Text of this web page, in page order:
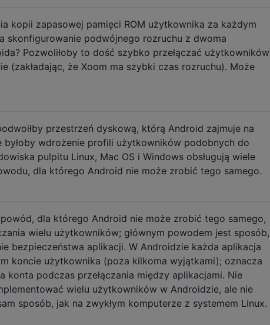
kopii zapasowej pamięci ROM użytkownika za każdym
skonfigurowanie podwójnego rozruchu z dwoma
Pozwoliłoby to dość szybko przełączać użytkowników
(zakładając, że Xoom ma szybki czas rozruchu). Może
przestrzeń dyskową, którą Android zajmuje na
byłoby wdrożenie profili użytkowników podobnych do
pulpitu Linux, Mac OS i Windows obsługują wiele
dla którego Android nie może zrobić tego samego.
powód, dla którego Android nie może zrobić tego samego,
wielu użytkowników; głównym powodem jest sposób,
bezpieczeństwa aplikacji. W Androidzie każda aplikacja
koncie użytkownika (poza kilkoma wyjątkami); oznacza
konta podczas przełączania między aplikacjami. Nie
wielu użytkowników w Androidzie, ale nie
sposób, jak na zwykłym komputerze z systemem Linux.